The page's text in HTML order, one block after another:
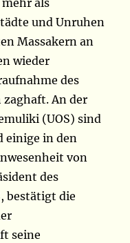
als
und Unruhen
Massakern an
wieder
des
An der
(UOS) sind
einige in den
von
des
bestätigt die
seine